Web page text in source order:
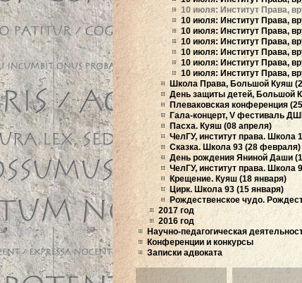
10 июля: Институт Права,
10 июля: Институт Права,
10 июля: Институт Права,
10 июля: Институт Права,
10 июля: Институт Права,
10 июля: Институт Права,
10 июля: Институт Права,
Школа Права, Большой Куяш
День защиты детей, Большой
Плеваковская конференция
Гала-концерт, V фестиваль
Пасха. Куяш (08 апреля)
ЧелГУ, институт права. Школа
Сказка. Школа 93 (28 февраля)
День рождения Яниной Даши
ЧелГУ, институт права. Школа
Крещение. Куяш (18 января)
Цирк. Школа 93 (15 января)
Рождественское чудо.
2017 год
2016 год
Научно-педагогическая
Конференции и конкурсы
Записки адвоката